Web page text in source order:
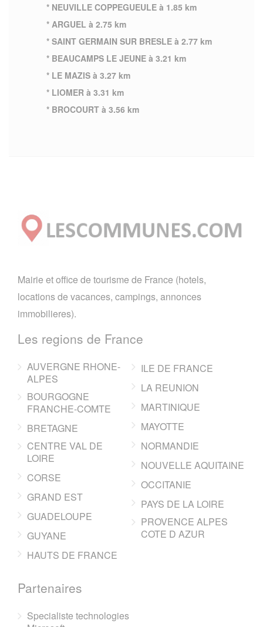
* NEUVILLE COPPEGUEULE à 1.85 km
* ARGUEL à 2.75 km
* SAINT GERMAIN SUR BRESLE à 2.77 km
* BEAUCAMPS LE JEUNE à 3.21 km
* LE MAZIS à 3.27 km
* LIOMER à 3.31 km
* BROCOURT à 3.56 km
Mairie et office de tourisme de France (hotels,
locations de vacances, campings, annonces
immobilieres).
Les regions de France
AUVERGNE RHONE-
ALPES
BOURGOGNE
FRANCHE-COMTE
BRETAGNE
CENTRE VAL DE
LOIRE
CORSE
GRAND EST
GUADELOUPE
GUYANE
HAUTS DE FRANCE
ILE DE FRANCE
LA REUNION
MARTINIQUE
MAYOTTE
NORMANDIE
NOUVELLE AQUITAINE
OCCITANIE
PAYS DE LA LOIRE
PROVENCE ALPES
COTE D AZUR
Partenaires
Specialiste technologies